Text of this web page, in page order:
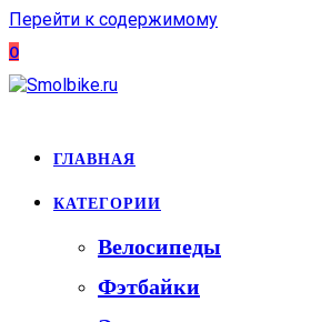
Перейти к содержимому
0
ГЛАВНАЯ
КАТЕГОРИИ
Велосипеды
Фэтбайки